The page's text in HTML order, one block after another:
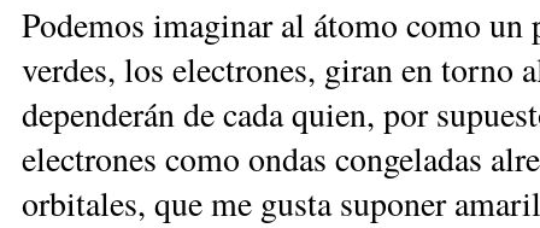
Podemos imaginar al átomo como un
verdes, los electrones, giran en torno
dependerán de cada quien, por
electrones como ondas congeladas
orbitales, que me gusta suponer